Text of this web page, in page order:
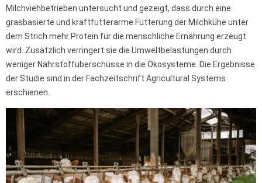
Milchviehbetrieben untersucht und gezeigt, dass durch eine
grasbasierte und kraftfutterarme Fütterung der Milchkühe unter
dem Strich mehr Protein für die menschliche Ernährung erzeugt
wird. Zusätzlich verringert sie die Umweltbelastungen durch
weniger Nährstoffüberschüsse in die Ökosysteme. Die Ergebnisse
der Studie sind in der Fachzeitschrift Agricultural Systems
erschienen.